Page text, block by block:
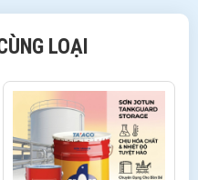
LOẠI